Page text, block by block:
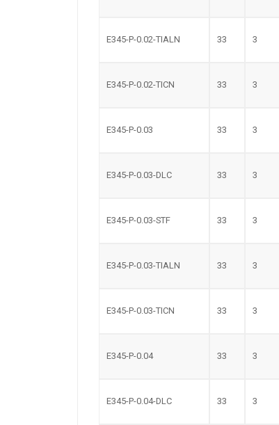
E345-P-0.02-TIALN 33 3
E345-P-0.02-TICN 33 3
E345-P-0.03 33 3
E345-P-0.03-DLC 33 3
E345-P-0.03-STF 33 3
E345-P-0.03-TIALN 33 3
E345-P-0.03-TICN 33 3
E345-P-0.04 33 3
E345-P-0.04-DLC 33 3